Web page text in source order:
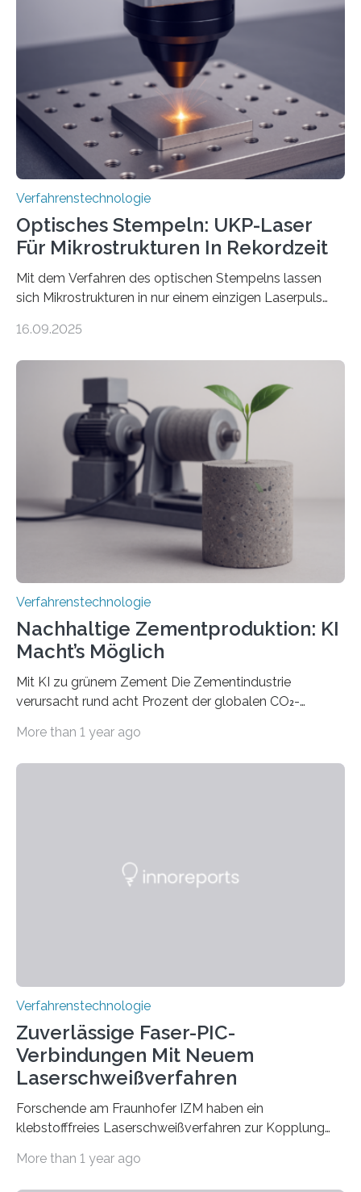
Verfahrenstechnologie
Optisches Stempeln: UKP-Laser
Für Mikrostrukturen In Rekordzeit
Mit dem Verfahren des optischen Stempelns lassen
sich Mikrostrukturen in nur einem einzigen Laserpuls
zeitaufwändiges Abscannen der Fläche. Am Fraunhofer
RWTH Aachen den Strahl eines Ultrakurzpulslasers
mithilfe eines Spatial Light Modulators (SLM) exakt in
das gewünschte Muster und bringen es direkt auf die
Werkstückoberfläche. Das beschleunigt die
Bearbeitung deutlich und eröffnet neue Möglichkeiten
für Branchen wie die stahl- und metallverarbeitende
Industrie oder die Glasverarbeitung. Erste Tests…
16.09.2025
Verfahrenstechnologie
Nachhaltige Zementproduktion: KI
Macht’s Möglich
Mit KI zu grünem Zement Die Zementindustrie
verursacht rund acht Prozent der globalen CO₂-
Flugverkehr. Forschende am Paul Scherrer Institut PSI
brennen, der Grundstoff für baufertigen Zement. Wenig
More than 1 year ago
Verfahrenstechnologie
Zuverlässige Faser-PIC-
Verbindungen Mit Neuem
Laserschweißverfahren
Forschende am Fraunhofer IZM haben ein
klebstofffreies Laserschweißverfahren zur Kopplung
optischen Glasfasern realisiert, welches auch in
More than 1 year ago